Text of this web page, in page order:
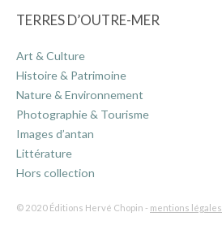
TERRES D’OUTRE-MER
Art & Culture
Histoire & Patrimoine
Nature & Environnement
Photographie & Tourisme
Images d’antan
Littérature
Hors collection
© 2020 Éditions Hervé Chopin - mentions légales